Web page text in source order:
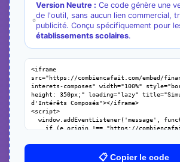
Version Neutre : Ce code génère une
de l'outil, sans aucun lien commercial,
publicité. Conçu spécifiquement pour
établissements scolaires.
📋 Copier le code